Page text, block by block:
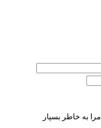
مرا به خاطر بسپار